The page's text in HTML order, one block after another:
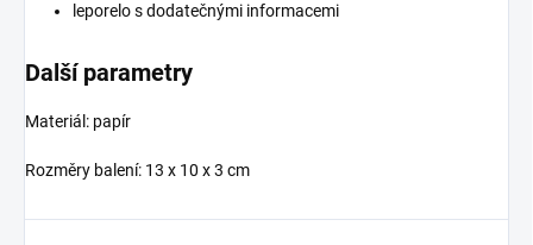
leporelo s dodatečnými informacemi
Další parametry
Materiál: papír
Rozměry balení: 13 x 10 x 3 cm